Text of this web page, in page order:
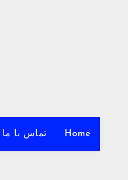
Home تماس با ما